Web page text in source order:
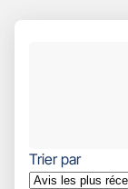
Trier par